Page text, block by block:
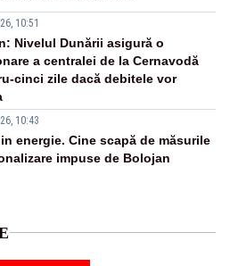
10:51
Nivelul Dunării asigură o
a centralei de la Cernavodă
cinci zile dacă debitele vor
10:43
energie. Cine scapă de măsurile
impuse de Bolojan